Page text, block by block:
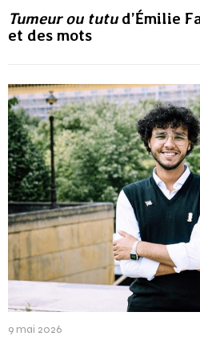
Tumeur ou tutud’Émilie
et des mots
9 mai 2026